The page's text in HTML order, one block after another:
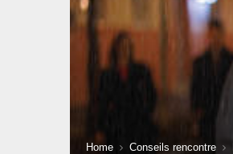
Home Conseils rencontre